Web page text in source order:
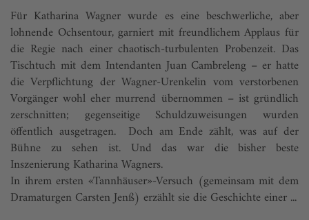
Für Katharina Wagner wurde es eine beschwerliche, aber
lohnende Ochsentour, garniert mit freundlichem Applaus für
die Regie nach einer chaotisch-turbulenten Probenzeit. Das
Tischtuch mit dem Intendanten Juan Cambreleng – er hatte
die Verpflichtung der Wagner-Urenkelin vom verstorbenen
Vorgänger wohl eher murrend übernommen – ist gründlich
zerschnitten; gegenseitige Schuldzuweisungen wurden
öffentlich ausgetragen. Doch am Ende zählt, was auf der
Bühne zu sehen ist. Und das war die bisher beste
Inszenierung Katharina Wagners.
In ihrem ersten «Tannhäuser»-Versuch (gemeinsam mit dem
Dramaturgen Carsten Jenß) erzählt sie die Geschichte einer ...